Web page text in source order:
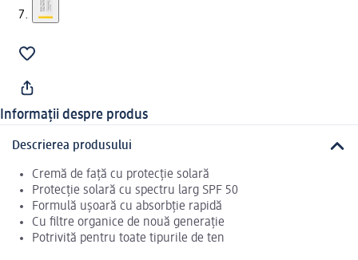
Informații despre produs
Descrierea produsului
Cremă de față cu protecție solară
Protecție solară cu spectru larg SPF 50
Formulă ușoară cu absorbție rapidă
Cu filtre organice de nouă generație
Potrivită pentru toate tipurile de ten